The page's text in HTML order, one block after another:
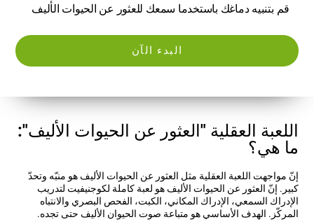
قم بتنبيه دماغك باستخدما سمعك للعثور عن الحيوات الأليف
البدء الآن
اللعبة العقلية "العثور عن الحيوات الأليف":
ما هي؟
إنّ مواجهت اللعبة العقلية مثل العثور عن الحيوات الأليف هو منبّه وتحدّ
كبير. إنّ العثور عن الحيوات الأليف هو لعبة كاملة لكوجنيفيت لتدريب
الإدراك السمعي، الإدراك المكاني، الكبت، الفحص البصري والانتباه
المركّز. الهدف الأساسي هو متباعة صوت الحيوان الأليف حتى تجده.